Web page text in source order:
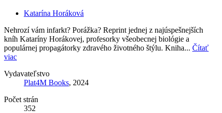
Katarína Horáková
Nehrozí vám infarkt? Porážka? Reprint jednej z najúspešnejších
kníh Kataríny Horákovej, profesorky všeobecnej biológie a
populárnej propagátorky zdravého životného štýlu. Kniha... Čítať
viac
Vydavateľstvo
Plat4M Books, 2024
Počet strán
352